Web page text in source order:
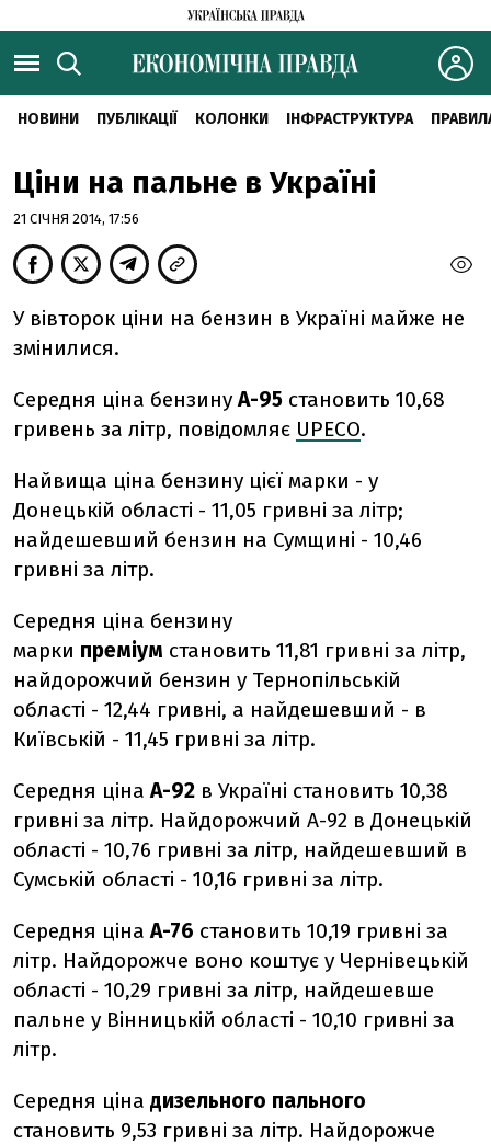
НОВИНИ ПУБЛІКАЦІЇ КОЛОНКИ ІНФРАСТРУКТУРА
Ціни на пальне в Україні
21 СІЧНЯ 2014, 17:56
У вівторок ціни на бензин в Україні майже не
змінилися.
Середня ціна бензинуА-95 становить 10,68
гривень за літр, повідомляє UPECO.
Найвища ціна бензину цієї марки - у
Донецькій області - 11,05 гривні за літр;
найдешевший бензин на Сумщині - 10,46
гривні за літр.
Середня ціна бензину
марки преміум становить 11,81 гривні за літр,
найдорожчий бензин у Тернопільській
області - 12,44 гривні, а найдешевший - в
Київській - 11,45 гривні за літр.
Середня цінаА-92 в Україні становить 10,38
гривні за літр. Найдорожчий А-92 в Донецькій
області - 10,76 гривні за літр, найдешевший в
Сумській області - 10,16 гривні за літр.
Середня цінаА-76 становить 10,19 гривні за
літр. Найдорожче воно коштує у Чернівецькій
області - 10,29 гривні за літр, найдешевше
пальне у Вінницькій області - 10,10 гривні за
літр.
Середня ціна дизельного пального
становить 9,53 гривні за літр. Найдорожче